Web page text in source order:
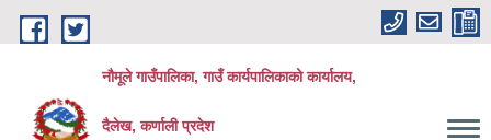
Skip to main content
नौमूले गाउँपालिका, गाउँ कार्यपालिकाको कार्यालय,
दैलेख, कर्णाली प्रदेश